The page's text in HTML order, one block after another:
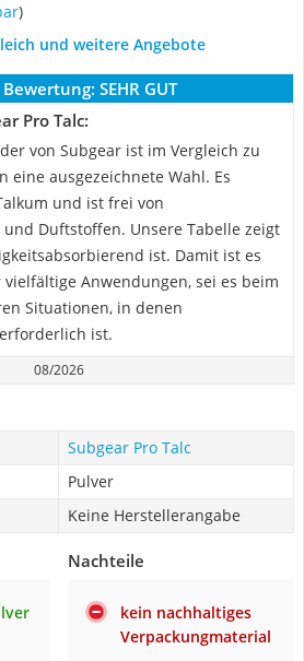
)
und weitere Angebote
Bewertung: SEHR GUT
Pro Talc:
von Subgear ist im Vergleich zu
eine ausgezeichnete Wahl. Es
und ist frei von
Duftstoffen. Unsere Tabelle zeigt
ist. Damit ist es
Anwendungen, sei es beim
Situationen, in denen
ist.
08/2026
Subgear Pro Talc
Pulver
Keine Herstellerangabe
Nachteile
kein nachhaltiges
Verpackungmaterial